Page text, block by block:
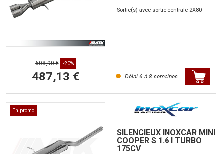
Sortie(s) avec sortie centrale 2X80
608,90 € -20%
487,13 € Délai 6 à 8 semaines
En promo
SILENCIEUX INOXCAR MINI
COOPER S 1.6 I TURBO
175CV